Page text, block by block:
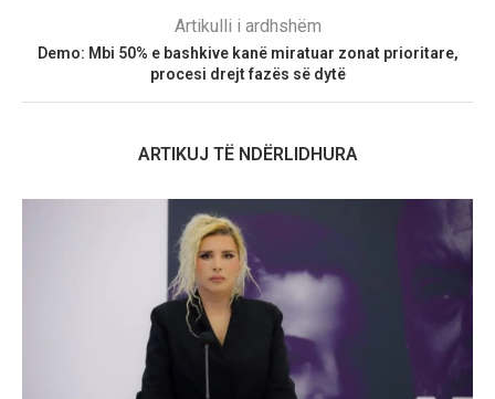
Artikulli i ardhshëm
Demo: Mbi 50% e bashkive kanë miratuar zonat prioritare,
procesi drejt fazës së dytë
ARTIKUJ TË NDËRLIDHURA